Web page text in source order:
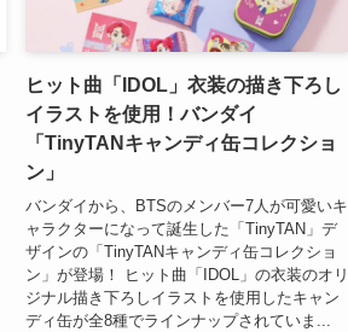
ヒット曲「IDOL」衣装の描き下ろし
イラストを使用！バンダイ
「TinyTANキャンディ缶コレクショ
ン」
バンダイから、BTSのメンバー7人が可愛いキ
ャラクターになって誕生した「TinyTAN」デ
ザインの「TinyTANキャンディ缶コレクショ
ン」が登場！ ヒット曲「IDOL」の衣装のオリ
ジナル描き下ろしイラストを使用したキャン
ディ缶が全8種でラインナップされていま...